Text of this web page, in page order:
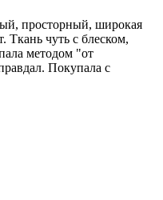
просторный, широкая
чуть с блеском,
методом "от
Покупала с